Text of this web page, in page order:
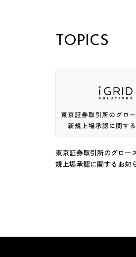
TOPICS
東京証券取引所のグロー
規上場承認に関するお知